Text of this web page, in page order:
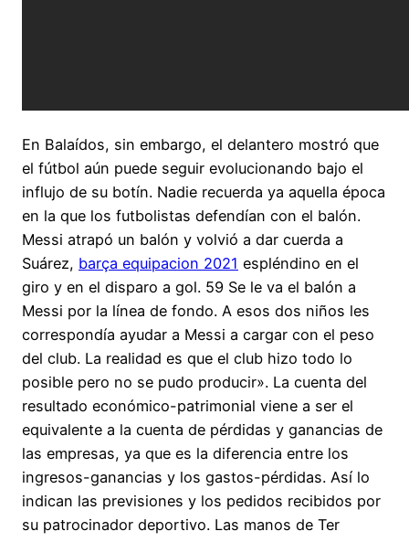
En Balaídos, sin embargo, el delantero mostró que
el fútbol aún puede seguir evolucionando bajo el
influjo de su botín. Nadie recuerda ya aquella época
en la que los futbolistas defendían con el balón.
Messi atrapó un balón y volvió a dar cuerda a
Suárez, barça equipacion 2021 espléndino en el
giro y en el disparo a gol. 59 Se le va el balón a
Messi por la línea de fondo. A esos dos niños les
correspondía ayudar a Messi a cargar con el peso
del club. La realidad es que el club hizo todo lo
posible pero no se pudo producir». La cuenta del
resultado económico-patrimonial viene a ser el
equivalente a la cuenta de pérdidas y ganancias de
las empresas, ya que es la diferencia entre los
ingresos-ganancias y los gastos-pérdidas. Así lo
indican las previsiones y los pedidos recibidos por
su patrocinador deportivo. Las manos de Ter